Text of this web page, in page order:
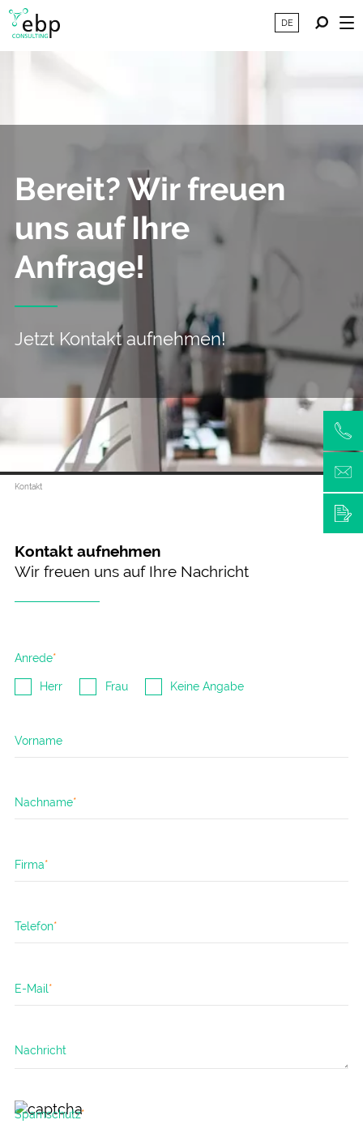
DE
Bereit? Wir freuen
uns auf Ihre
Anfrage!
Jetzt Kontakt aufnehmen!
Kontakt
Kontakt aufnehmen
Wir freuen uns auf Ihre Nachricht
Pflichtfeld
Anrede*
Herr Frau Keine Angabe
Vorname
Pflichtfeld
Nachname*
Pflichtfeld
Firma*
Pflichtfeld
Telefon*
Pflichtfeld
E-Mail*
Nachricht
Pflichtfeld
Spamschutz*